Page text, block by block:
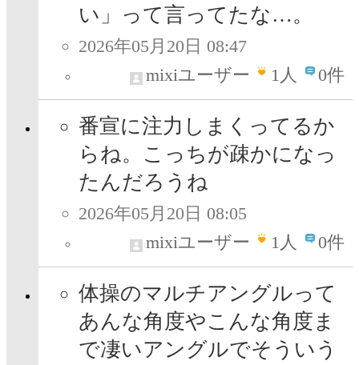
い」って言ってたな…。
2026年05月20日 08:47
mixiユーザー
1人 0件
番宣に注力しまくってるか
らね。こっちが疎かになっ
たんだろうね
2026年05月20日 08:05
mixiユーザー
1人 0件
体操のマルチアングルって
あんな角度やこんな角度ま
で凄いアングルでそういう